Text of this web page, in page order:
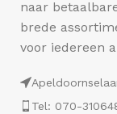
naar
brede
voor iedereen
Tel: 070-